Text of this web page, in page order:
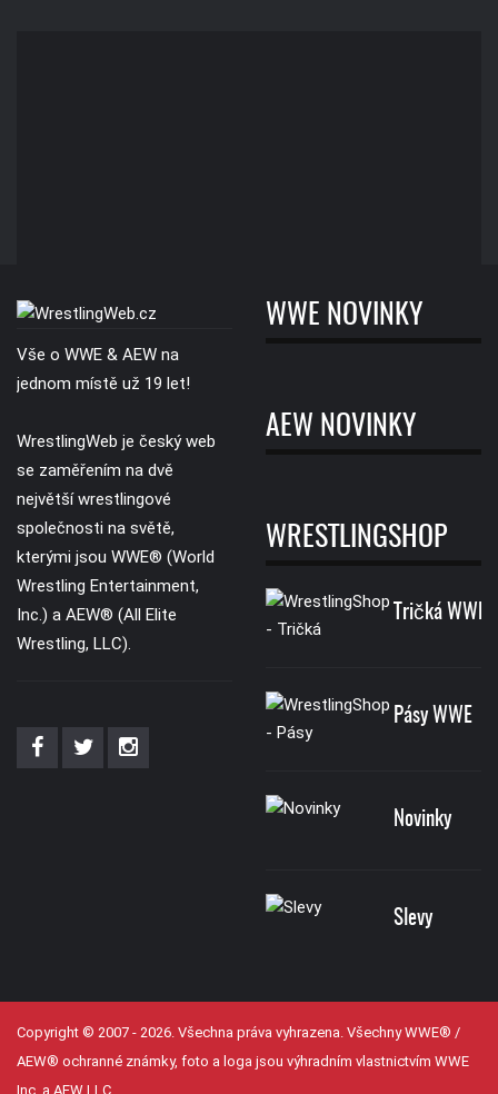
Vše o WWE & AEW na
jednom místě už 19 let!
WrestlingWeb je český web
se zaměřením na dvě
největší wrestlingové
společnosti na světě,
kterými jsou WWE® (World
Wrestling Entertainment,
Inc.) a AEW® (All Elite
Wrestling, LLC).
WWE NOVINKY
AEW NOVINKY
WRESTLINGSHOP
Tričká WWE
Pásy WWE
Novinky
Slevy
Copyright © 2007 - 2026. Všechna práva vyhrazena. Všechny WWE® /
AEW® ochranné známky, foto a loga jsou výhradním vlastnictvím WWE
Inc, a AEW LLC.